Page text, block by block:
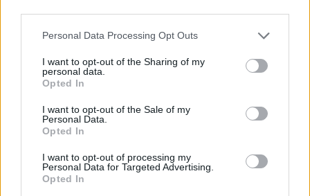
Personal Data Processing Opt Outs
I want to opt-out of the Sharing of my
personal data.
Opted In
I want to opt-out of the Sale of my
Personal Data.
Opted In
I want to opt-out of processing my
Personal Data for Targeted Advertising.
Opted In
N O P
Z #